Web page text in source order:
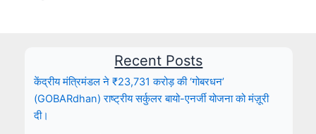
Recent Posts
केंद्रीय मंत्रिमंडल ने ₹23,731 करोड़ की ‘गोबरधन’
(GOBARdhan) राष्ट्रीय सर्कुलर बायो-एनर्जी योजना को मंज़ूरी
दी।